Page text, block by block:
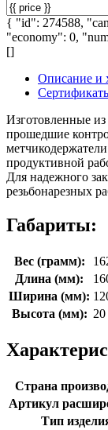
{ "id": 274588,
"economy": 0,
[]
Описание и
Изготовленные
прошедшие
продуктивной
Для надежного
резьбонарезных
Габариты:
Вес (грамм):
Длина (мм):
Ширина (мм):
Высота (мм): 20
Страна
Артикул
Тип